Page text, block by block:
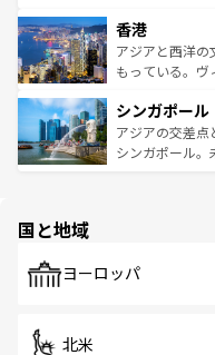
とつ。フォーや
ひ現地で味わい
が旅行者を迎え
参照してほしい。
の活気が交差し
帯で自然と触れ
いビーチでリゾ
激する。気候は
が待っている。
た文化、そして
香港
アジアと西洋の
もっている。ヴ
み、どこを訪れ
ており、効率よ
うな絶景から文
シンガポール
アジアの交差点
シンガポール。
で、ホーカーズ
国と地域
ヨーロッパ
北米